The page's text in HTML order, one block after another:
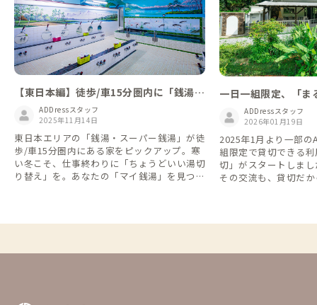
【東日本編】徒歩/車15分圏内に「銭湯」
がある家ADDressスタッフ
2025年11月14日
東日本エリアの「銭湯・スーパー銭湯」が徒
歩/車15分圏内にある家をピックアップ。寒
い冬こそ、仕事終わりに「ちょうどいい湯切
り替え」を。あなたの「マイ銭湯」を見つけ
一日一組限定、「ま
家
ADDressスタッフ
2026年01月19日
2025年1月より一部の
組限定で貸切できる
切」がスタートしました。 シェア
その交流も、貸切だ
し、シーンや気分に